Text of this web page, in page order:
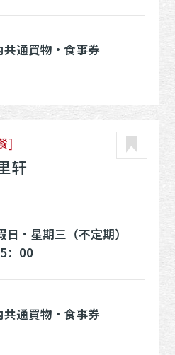
共通買物・食事券
]
轩
・星期三（不定期）
：00
共通買物・食事券